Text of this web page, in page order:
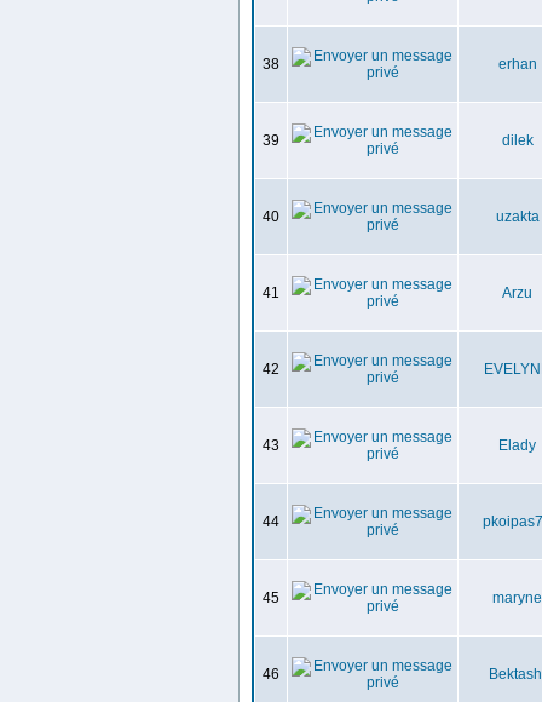
38 erhan
39 dilek
40 uzakta
41 Arzu
42
43 Elady
44
45 maryne
46